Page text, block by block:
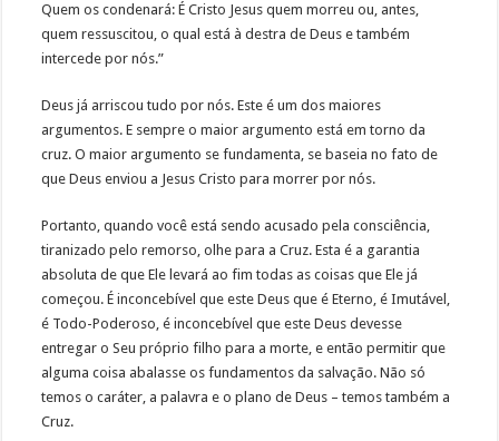
Quem os condenará: É Cristo Jesus quem morreu ou, antes,
quem ressuscitou, o qual está à destra de Deus e também
intercede por nós.”
Deus já arriscou tudo por nós. Este é um dos maiores
argumentos. E sempre o maior argumento está em torno da
cruz. O maior argumento se fundamenta, se baseia no fato de
que Deus enviou a Jesus Cristo para morrer por nós.
Portanto, quando você está sendo acusado pela consciência,
tiranizado pelo remorso, olhe para a Cruz. Esta é a garantia
absoluta de que Ele levará ao fim todas as coisas que Ele já
começou. É inconcebível que este Deus que é Eterno, é Imutável,
é Todo-Poderoso, é inconcebível que este Deus devesse
entregar o Seu próprio filho para a morte, e então permitir que
alguma coisa abalasse os fundamentos da salvação. Não só
temos o caráter, a palavra e o plano de Deus – temos também a
Cruz.